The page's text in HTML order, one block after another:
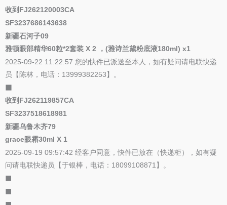
收到FJ262120003CA
SF3237686143638
新疆石河子09
雅顿眼部精华60粒*2套装 X 2 ，(雅诗兰黛粉底液180ml) x1
2025-09-22 11:22:57 您的快件已派送至本人，如有疑问请电联快递
员【陈林，电话：13999382253】。
收到FJ262119857CA
SF3237518618981
新疆乌鲁木齐79
grace眼霜30ml X 1
2025-09-19 09:57:42 经客户同意，快件已放在（快递柜），如有疑
问请电联快递员【于银棒，电话：18099108871】。